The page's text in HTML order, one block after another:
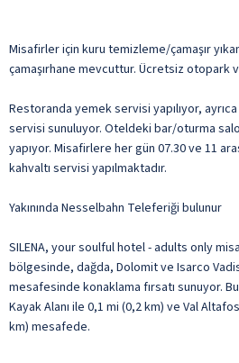
Misafirler için kuru temizleme/çamaşır
çamaşırhane mevcuttur. Ücretsiz otopark
Restoranda yemek servisi yapılıyor,
servisi sunuluyor. Oteldeki bar/oturma
yapıyor. Misafirlere her gün 07.30 ve 11
kahvaltı servisi yapılmaktadır.
Yakınında Nesselbahn Teleferiği bulunur
SILENA, your soulful hotel - adults only
bölgesinde, dağda, Dolomit ve Isarco
mesafesinde konaklama fırsatı sunuyor.
Kayak Alanı ile 0,1 mi (0,2 km) ve Val
km) mesafede.